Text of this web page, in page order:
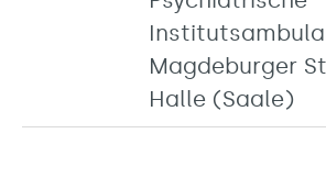
Magdeburger
Halle (Saale)